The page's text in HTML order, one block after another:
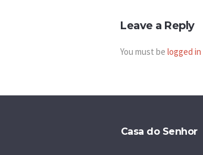
Leave a Reply
You must be logged in
Casa do Senhor